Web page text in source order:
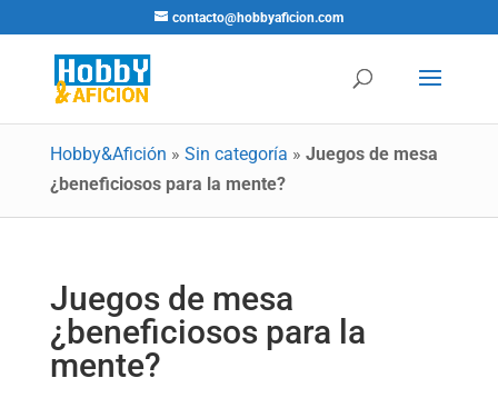
contacto@hobbyaficion.com
Hobby&Afición » Sin categoría » Juegos de mesa
¿beneficiosos para la mente?
Juegos de mesa
¿beneficiosos para la
mente?